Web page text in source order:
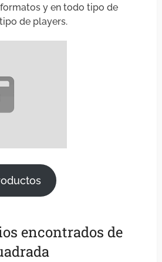
y en todo tipo de
de players.
encontrados de